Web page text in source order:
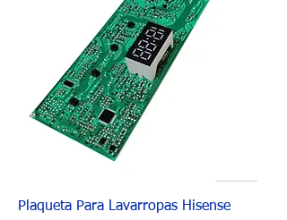
Plaqueta Para Lavarropas Hisense